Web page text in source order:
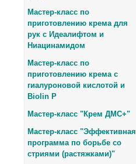
Мастер-класс по
приготовлению крема для
рук с Идеалифтом и
Ниацинамидом
Мастер-класс по
приготовлению крема с
гиалуроновой кислотой и
Biolin P
Мастер-класс "Крем ДМС+"
Мастер-класс "Эффективная
программа по борьбе со
стриями (растяжками)"